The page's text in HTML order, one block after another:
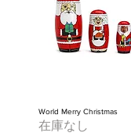
World Merry Christmas
在庫なし